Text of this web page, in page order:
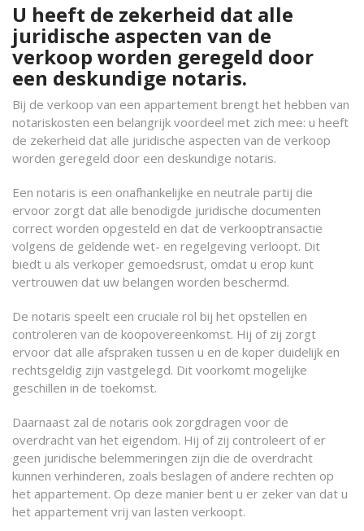
U heeft de zekerheid dat alle
juridische aspecten van de
verkoop worden geregeld door
een deskundige notaris.
Bij de verkoop van een appartement brengt het hebben van
notariskosten een belangrijk voordeel met zich mee: u heeft
de zekerheid dat alle juridische aspecten van de verkoop
worden geregeld door een deskundige notaris.
Een notaris is een onafhankelijke en neutrale partij die
ervoor zorgt dat alle benodigde juridische documenten
correct worden opgesteld en dat de verkooptransactie
volgens de geldende wet- en regelgeving verloopt. Dit
biedt u als verkoper gemoedsrust, omdat u erop kunt
vertrouwen dat uw belangen worden beschermd.
De notaris speelt een cruciale rol bij het opstellen en
controleren van de koopovereenkomst. Hij of zij zorgt
ervoor dat alle afspraken tussen u en de koper duidelijk en
rechtsgeldig zijn vastgelegd. Dit voorkomt mogelijke
geschillen in de toekomst.
Daarnaast zal de notaris ook zorgdragen voor de
overdracht van het eigendom. Hij of zij controleert of er
geen juridische belemmeringen zijn die de overdracht
kunnen verhinderen, zoals beslagen of andere rechten op
het appartement. Op deze manier bent u er zeker van dat u
het appartement vrij van lasten verkoopt.